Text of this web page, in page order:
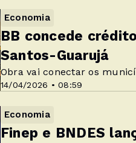
Economia
14/04/2026 • 08:59
BB concede
Santos-Guarujá
Obra vai conectar os
Economia
Finep e BNDES